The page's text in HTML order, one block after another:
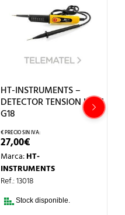
HT-INSTRUMENTS –
DETECTOR TENSION LEDS
G18
27,00€
Marca:HT-
INSTRUMENTS
Ref.: 13018
Stock disponible.